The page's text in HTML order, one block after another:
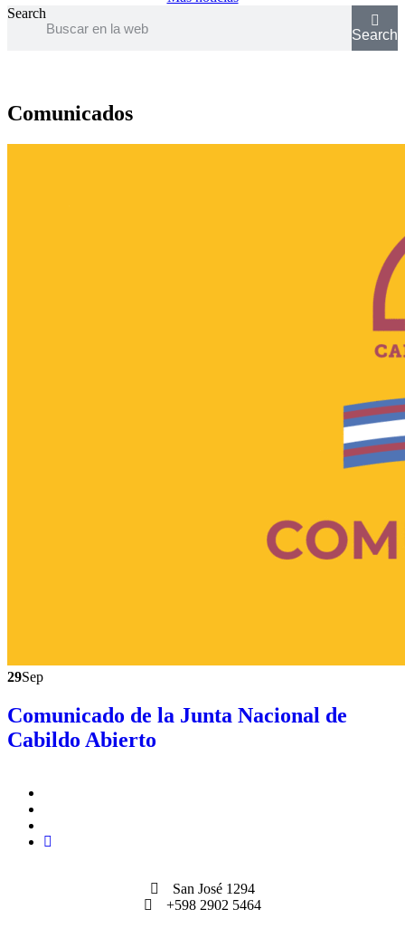
Search
Search
Comunicados
29Sep
Comunicado de la Junta Nacional de
Cabildo Abierto
San José 1294
+598 2902 5464